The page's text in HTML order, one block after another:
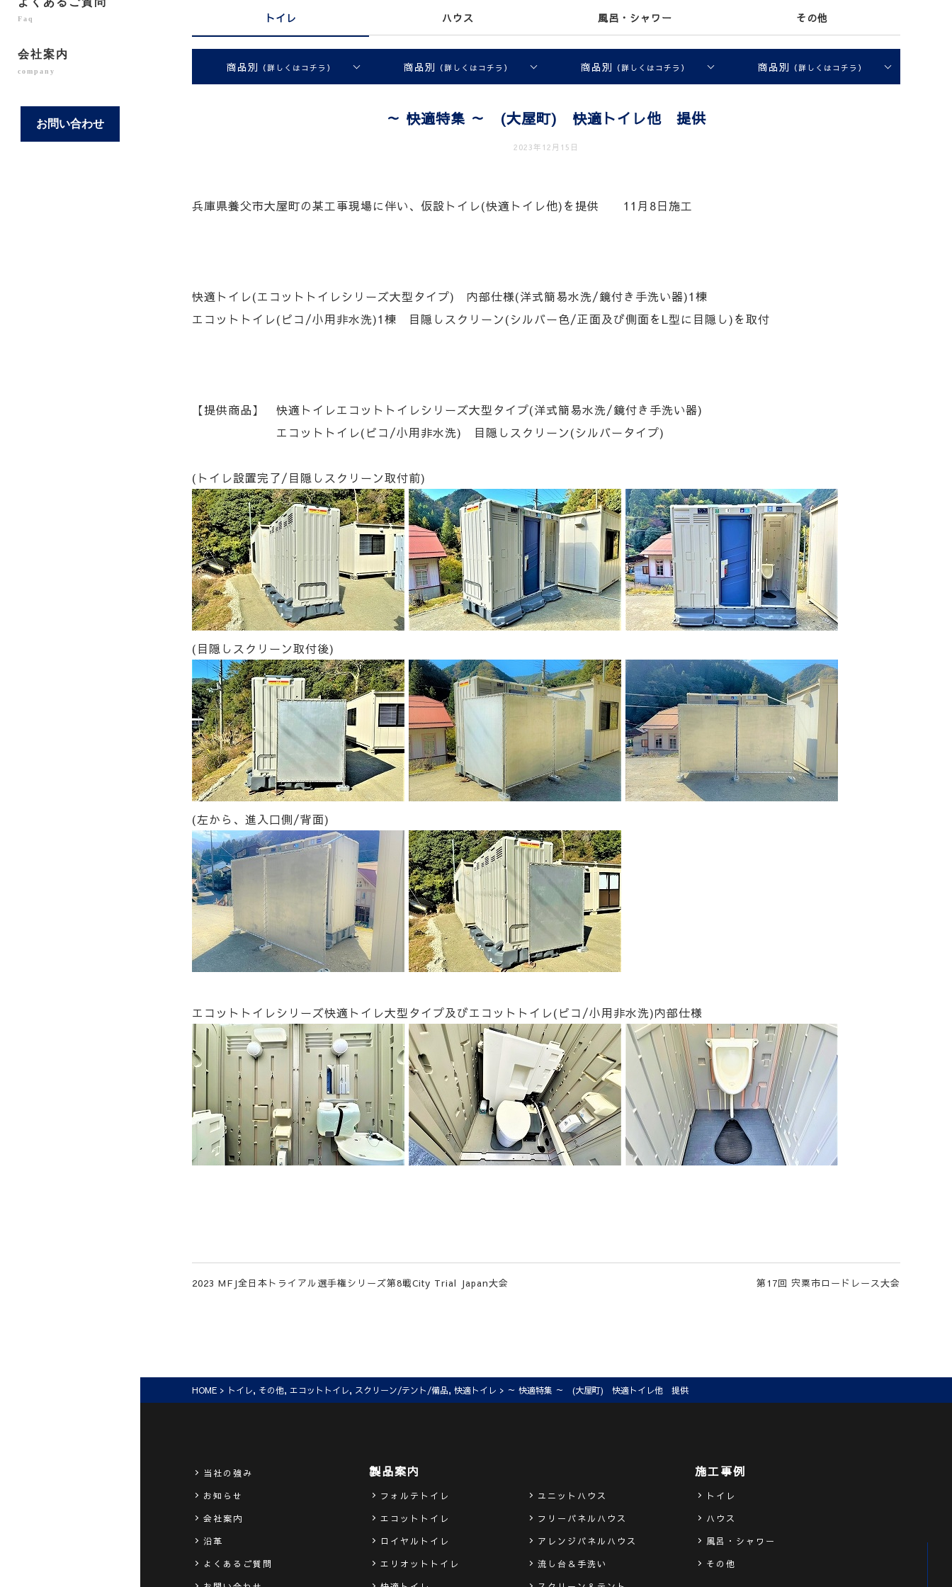
Faq
会社案内
company
お問い合わせ
トイレ ハウス 風呂・シャワー その他
商品別 （詳しくはコチラ） 商品別 （詳しくはコチラ） 商品別 （詳しくはコチラ） 商品別 （詳しくはコチラ）
～ 快適特集 ～ (大屋町) 快適トイレ他 提供
2023年12月15日
兵庫県養父市大屋町の某工事現場に伴い、仮設トイレ(快適トイレ他)を提供 11月8日施工
快適トイレ(エコットトイレシリーズ大型タイプ) 内部仕様(洋式簡易水洗/鏡付き手洗い器)1棟
エコットトイレ(ピコ/小用非水洗)1棟 目隠しスクリーン(シルバー色/正面及び側面をL型に目隠し)を取付
【提供商品】 快適トイレエコットトイレシリーズ大型タイプ(洋式簡易水洗/鏡付き手洗い器)
エコットトイレ(ピコ/小用非水洗) 目隠しスクリーン(シルバータイプ)
(トイレ設置完了/目隠しスクリーン取付前)
(目隠しスクリーン取付後)
(左から、進入口側/背面)
エコットトイレシリーズ快適トイレ大型タイプ及びエコットトイレ(ピコ/小用非水洗)内部仕様
2023 MFJ全日本トライアル選手権シリーズ第8戦City Trial Japan大会 第17回 宍粟市ロードレース大会
HOME > トイレ, その他, エコットトイレ, スクリーン/テント/備品, 快適トイレ > ～ 快適特集 ～ (大屋町) 快適トイレ他 提供
当社の強み
お知らせ
会社案内
沿革
よくあるご質問
製品案内
フォルテトイレ
エコットトイレ
ロイヤルトイレ
エリオットトイレ
ユニットハウス
フリーパネルハウス
アレンジパネルハウス
流し台＆手洗い
施工事例
トイレ
ハウス
風呂・シャワー
その他